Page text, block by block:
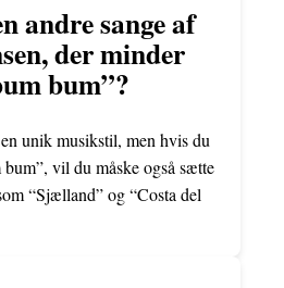
andre sange af
der minder
bum”?
unik musikstil, men hvis du
vil du måske også sætte
“Sjælland” og “Costa del